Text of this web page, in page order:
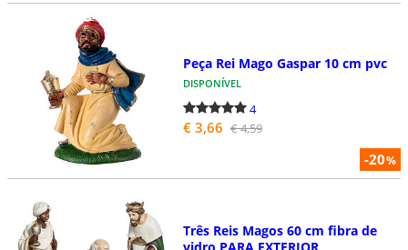
-20%
Peça Rei Mago Gaspar 10 cm pvc
DISPONÍVEL
4
€ 3,66 € 4,59
Três Reis Magos 60 cm fibra de